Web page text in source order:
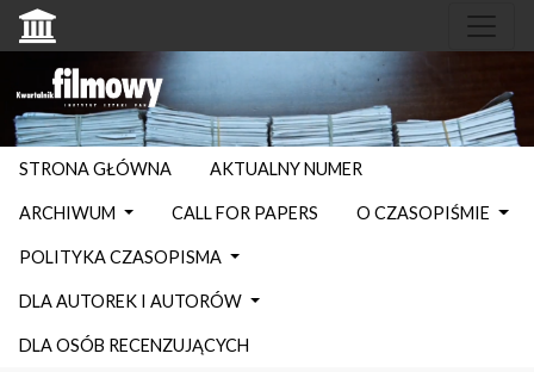
STRONA GŁÓWNA AKTUALNY NUMER
ARCHIWUM CALL FOR PAPERS O CZASOPIŚMIE
POLITYKA CZASOPISMA
DLA AUTOREK I AUTORÓW
DLA OSÓB RECENZUJĄCYCH